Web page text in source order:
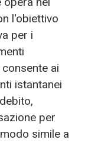
l'obiettivo
per i
ai
istantanei
per
simile a